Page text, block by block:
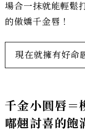
場合一抹就能輕鬆
的傲嬌千金唇！
現在就擁有好命
千金小圓唇＝
嘟翹討喜的飽